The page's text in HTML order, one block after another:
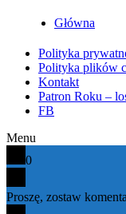
Główna
Polityka
Polityka plików
Kontakt
Patron Roku –
FB
Menu
0
Proszę, zostaw